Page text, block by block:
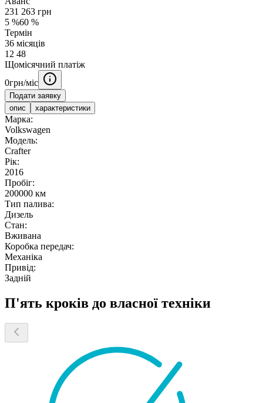
231 263 грн
5 %60 %
Термін
36 місяців
12 48
Щомісячний платіж
0грн/міс
Подати заявку
опис
характеристики
Марка:
Volkswagen
Модель:
Crafter
Рік:
2016
Пробіг:
200000 км
Тип палива:
Дизель
Стан:
Вживана
Коробка передач:
Механіка
Привід:
Задній
П'ять кроків до власної техніки